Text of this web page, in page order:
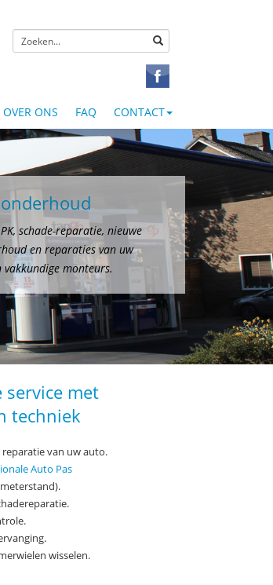
OVER ONS FAQ CONTACT
schade-reparatie, nieuwe
en reparaties van uw
monteurs.
service met
techniek
reparatie van uw auto.
Auto Pas
wisselen.